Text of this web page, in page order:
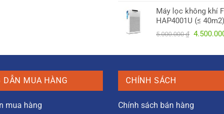
là:
Máy lọc không khí
HAP4001U (≤ 40m2)
5.000.000₫ Giá
là:
DẪN MUA HÀNG
mua hàng
CHÍNH SÁCH
Chính sách bán hàng